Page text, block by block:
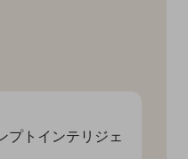
プトインテリジェ